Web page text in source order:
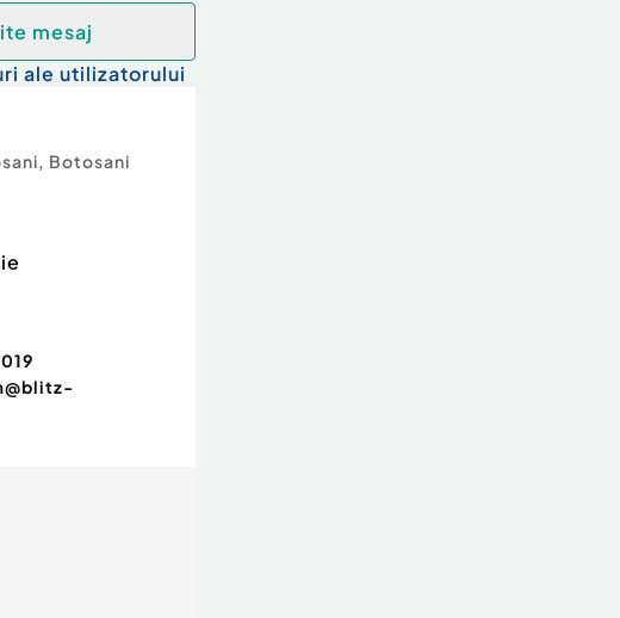
mesaj
ale utilizatorului
, Botosani